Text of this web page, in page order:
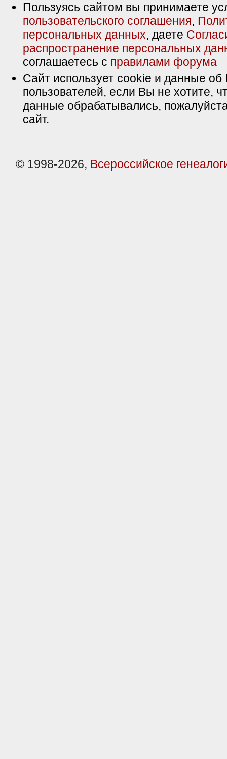
Пользуясь сайтом вы принимаете
пользовательского соглашения,
персональных данных, даете
распространение персональных
соглашаетесь с правилами форума
Сайт использует cookie и данные об
пользователей, если Вы не хотите,
данные обрабатывались,
сайт.
© 1998-2026, Всероссийское